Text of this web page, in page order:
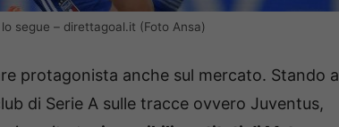
segue – direttagoal.it (Foto Ansa)
protagonista anche sul mercato. Stando a
di Serie A sulle tracce ovvero Juventus,